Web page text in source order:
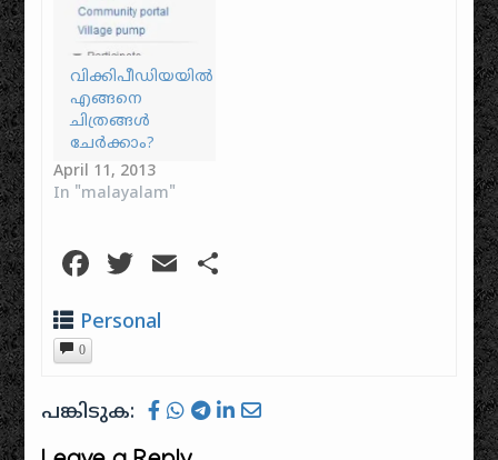
വിക്കിപീഡിയയിൽ
എങ്ങനെ
ചിത്രങ്ങൾ
ചേർക്കാം?
April 11, 2013
In "malayalam"
Facebook
Twitter
Email
Personal
0
പങ്കിടുക: